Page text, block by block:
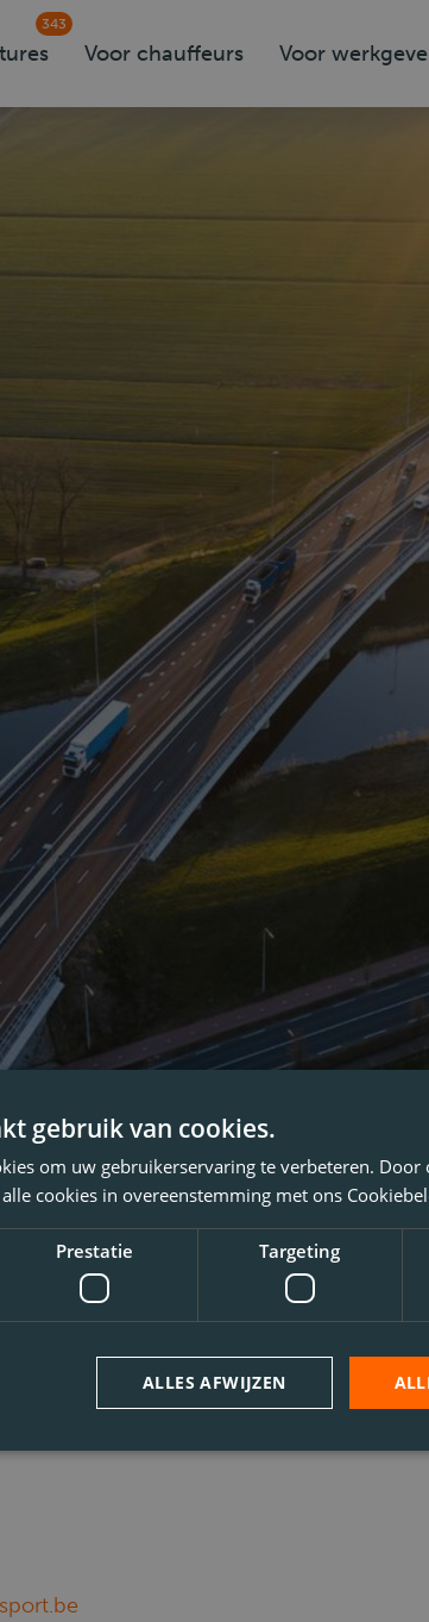
343
Voor chauffeurs Voor
gebruik van cookies.
om uw gebruikerservaring te verbeteren. Door
cookies in overeenstemming met ons
Prestatie Targeting
ALLES AFWIJZEN